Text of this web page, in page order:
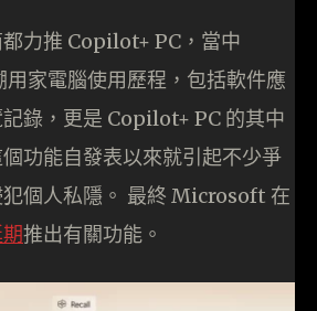
力推 Copilot+ PC，當中
家電腦使用歷程，包括軟件應
錄，更是 Copilot+ PC 的其中
功能自發表以來就引起不少爭
個人私隱。 最終 Microsoft 在
推出有關功能。